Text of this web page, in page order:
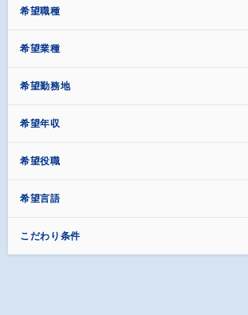
希望職種
希望業種
希望勤務地
希望年収
希望役職
希望言語
こだわり条件